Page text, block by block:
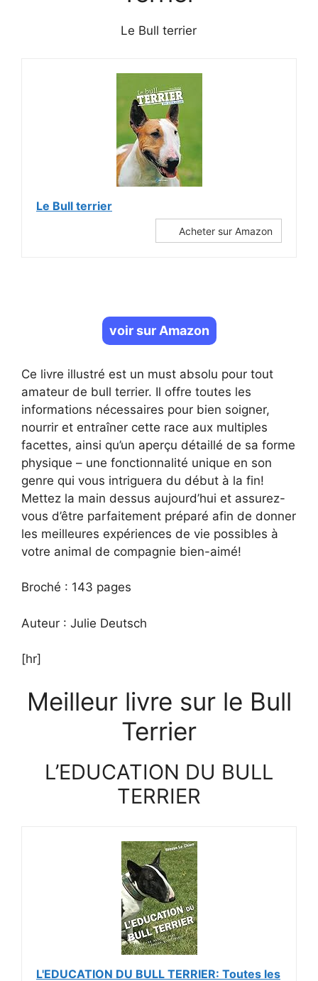
Le Bull terrier
Le Bull terrier
Acheter sur Amazon
voir sur Amazon
Ce livre illustré est un must absolu pour tout
amateur de bull terrier. Il offre toutes les
informations nécessaires pour bien soigner,
nourrir et entraîner cette race aux multiples
facettes, ainsi qu’un aperçu détaillé de sa forme
physique – une fonctionnalité unique en son
genre qui vous intriguera du début à la fin!
Mettez la main dessus aujourd’hui et assurez-
vous d’être parfaitement préparé afin de donner
les meilleures expériences de vie possibles à
votre animal de compagnie bien-aimé!
Broché : 143 pages
Auteur : Julie Deutsch
[hr]
Meilleur livre sur le Bull
Terrier
L’EDUCATION DU BULL
TERRIER
L'EDUCATION DU BULL TERRIER: Toutes les